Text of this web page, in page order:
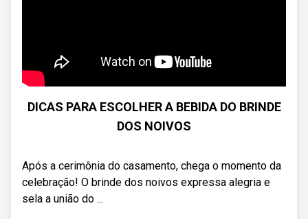
DICAS PARA ESCOLHER A BEBIDA DO BRINDE
DOS NOIVOS
Após a cerimônia do casamento, chega o momento da
celebração! O brinde dos noivos expressa alegria e
sela a união do ...